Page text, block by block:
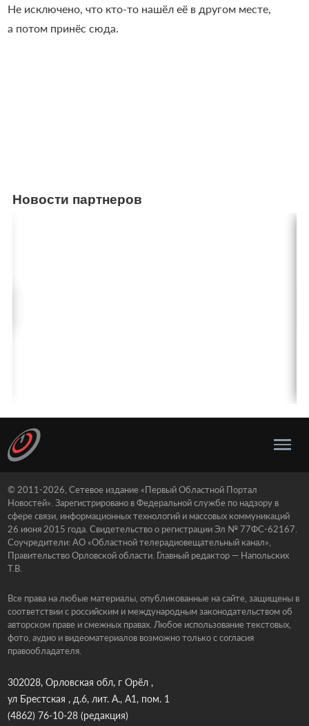
Не исключено, что кто-то нашёл её в другом месте,
а потом принёс сюда.
Новости партнеров
© 2011-2026, Сетевое издание «Первый Областной Портал
Новостей». Зарегистрировано в Федеральной службе по надзору в
сфере связи, информационных технологий и массовых коммуникаций
26 июня 2015 года. Свидетельство о регистрации Эл № 77ФС-62167.
Соучредители: АО «Областной телерадиовещательный канал»,
Правительство Орловской области. Главный редактор — Напольских
Т.В.
Все права на любые материалы, опубликованные на сайте, защищены в
соответствии с российским и международным законодательством об
авторском праве и смежных правах. Любое использование текстовых,
фото, аудио и видеоматериалов возможно только с согласия
правообладателя.
302028, Орловская обл, г Орёл ,
ул Брестская , д.6, лит. А., А1, пом. 1
(4862) 76-10-28(редакция)